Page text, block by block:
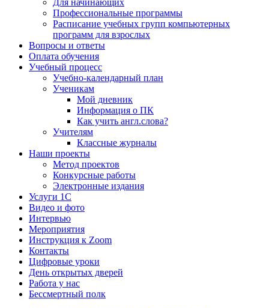
Профессиональные программы
Расписание учебных групп компьютерных
программ для взрослых
Вопросы и ответы
Оплата обучения
Учебный процесс
Учебно-календарный план
Ученикам
Мой дневник
Информация о ПК
Как учить англ.слова?
Учителям
Классные журналы
Наши проекты
Метод проектов
Конкурсные работы
Электронные издания
Услуги 1C
Видео и фото
Интервью
Мероприятия
Инструкция к Zoom
Контакты
Цифровые уроки
День открытых дверей
Работа у нас
Бессмертный полк